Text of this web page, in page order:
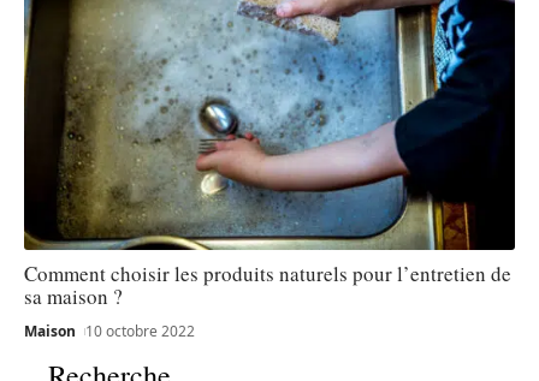
Comment choisir les produits naturels pour l’entretien de
sa maison ?
Maison 10 octobre 2022